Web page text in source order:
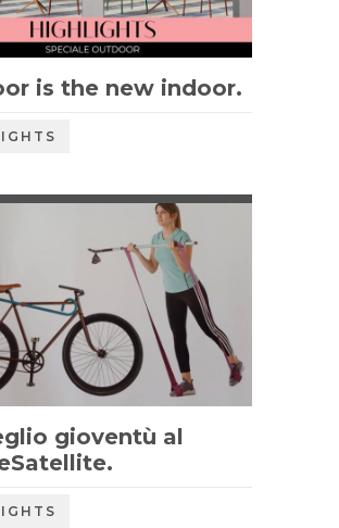
is the new indoor.
gioventù al